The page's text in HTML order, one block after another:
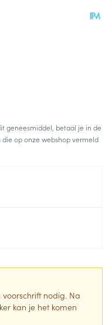
geneesmiddel, betaal je in de
op onze webshop vermeld
nodig. Na
kan je het komen